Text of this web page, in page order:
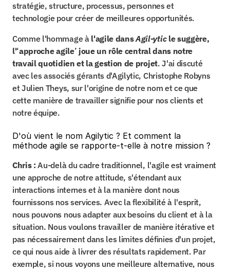
stratégie, structure, processus, personnes et
technologie pour créer de meilleures opportunités.
Comme l'hommage à l'agile dans Agil-ytic le suggère,
l'‘approche agile’ joue un rôle central dans notre
travail quotidien et la gestion de projet. J'ai discuté
avec les associés gérants d'Agilytic, Christophe Robyns
et Julien Theys, sur l'origine de notre nom et ce que
cette manière de travailler signifie pour nos clients et
notre équipe.
D'où vient le nom Agilytic ? Et comment la
méthode agile se rapporte-t-elle à notre mission ?
Chris : Au-delà du cadre traditionnel, l'agile est vraiment
une approche de notre attitude, s'étendant aux
interactions internes et à la manière dont nous
fournissons nos services. Avec la flexibilité à l'esprit,
nous pouvons nous adapter aux besoins du client et à la
situation. Nous voulons travailler de manière itérative et
pas nécessairement dans les limites définies d'un projet,
ce qui nous aide à livrer des résultats rapidement. Par
exemple, si nous voyons une meilleure alternative, nous